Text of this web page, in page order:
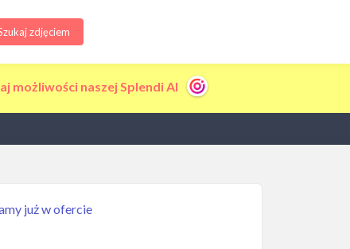
zdjęciem
możliwości naszej Splendi AI
już w ofercie